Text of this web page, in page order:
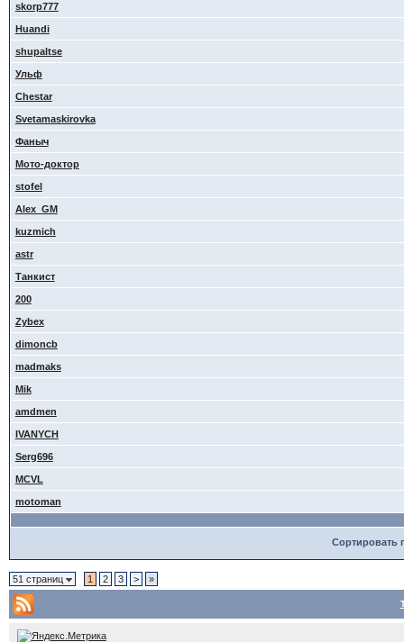
skorp777
Huandi
shupaltse
Ульф
Сhestar
Svetamaskirovka
Фаныч
Мото-доктор
stofel
Alex_GM
kuzmich
astr
Танкист
200
Zybex
dimoncb
madmaks
Mik
amdmen
IVANYCH
Serg696
MCVL
motoman
Сортировать
51 страниц 1 2 3 > »